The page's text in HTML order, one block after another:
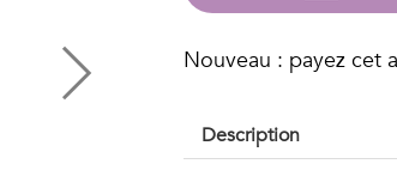
Nouveau : payez cet
Description